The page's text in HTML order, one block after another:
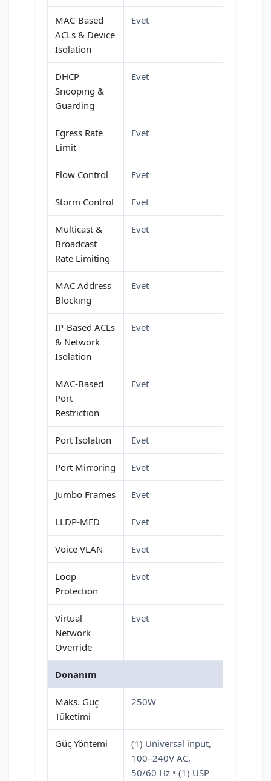
MAC-Based
ACLs & Device
Isolation
Evet
DHCP
Snooping &
Guarding
Evet
Egress Rate
Limit
Evet
Flow Control Evet
Storm Control Evet
Multicast &
Broadcast
Rate Limiting
Evet
MAC Address
Blocking
Evet
IP-Based ACLs
& Network
Isolation
Evet
MAC-Based
Port
Restriction
Evet
Port Isolation Evet
Port Mirroring Evet
Jumbo Frames Evet
LLDP-MED Evet
Voice VLAN Evet
Loop
Protection
Evet
Virtual
Network
Override
Evet
Donanım
Maks. Güç
Tüketimi
250W
Güç Yöntemi
(1) Universal input,
100–240V AC,
50/60 Hz • (1) USP